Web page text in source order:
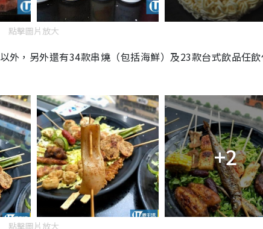
點擊圖片放大
外，另外還有34款串燒（包括海鮮）及23款台式飲品任
+2
點擊圖片放大